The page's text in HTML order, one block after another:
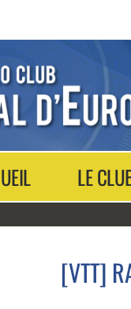
LE
[VTT]